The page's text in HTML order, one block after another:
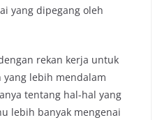
yang dipegang oleh
rekan kerja untuk
lebih mendalam
tentang hal-hal yang
lebih banyak mengenai